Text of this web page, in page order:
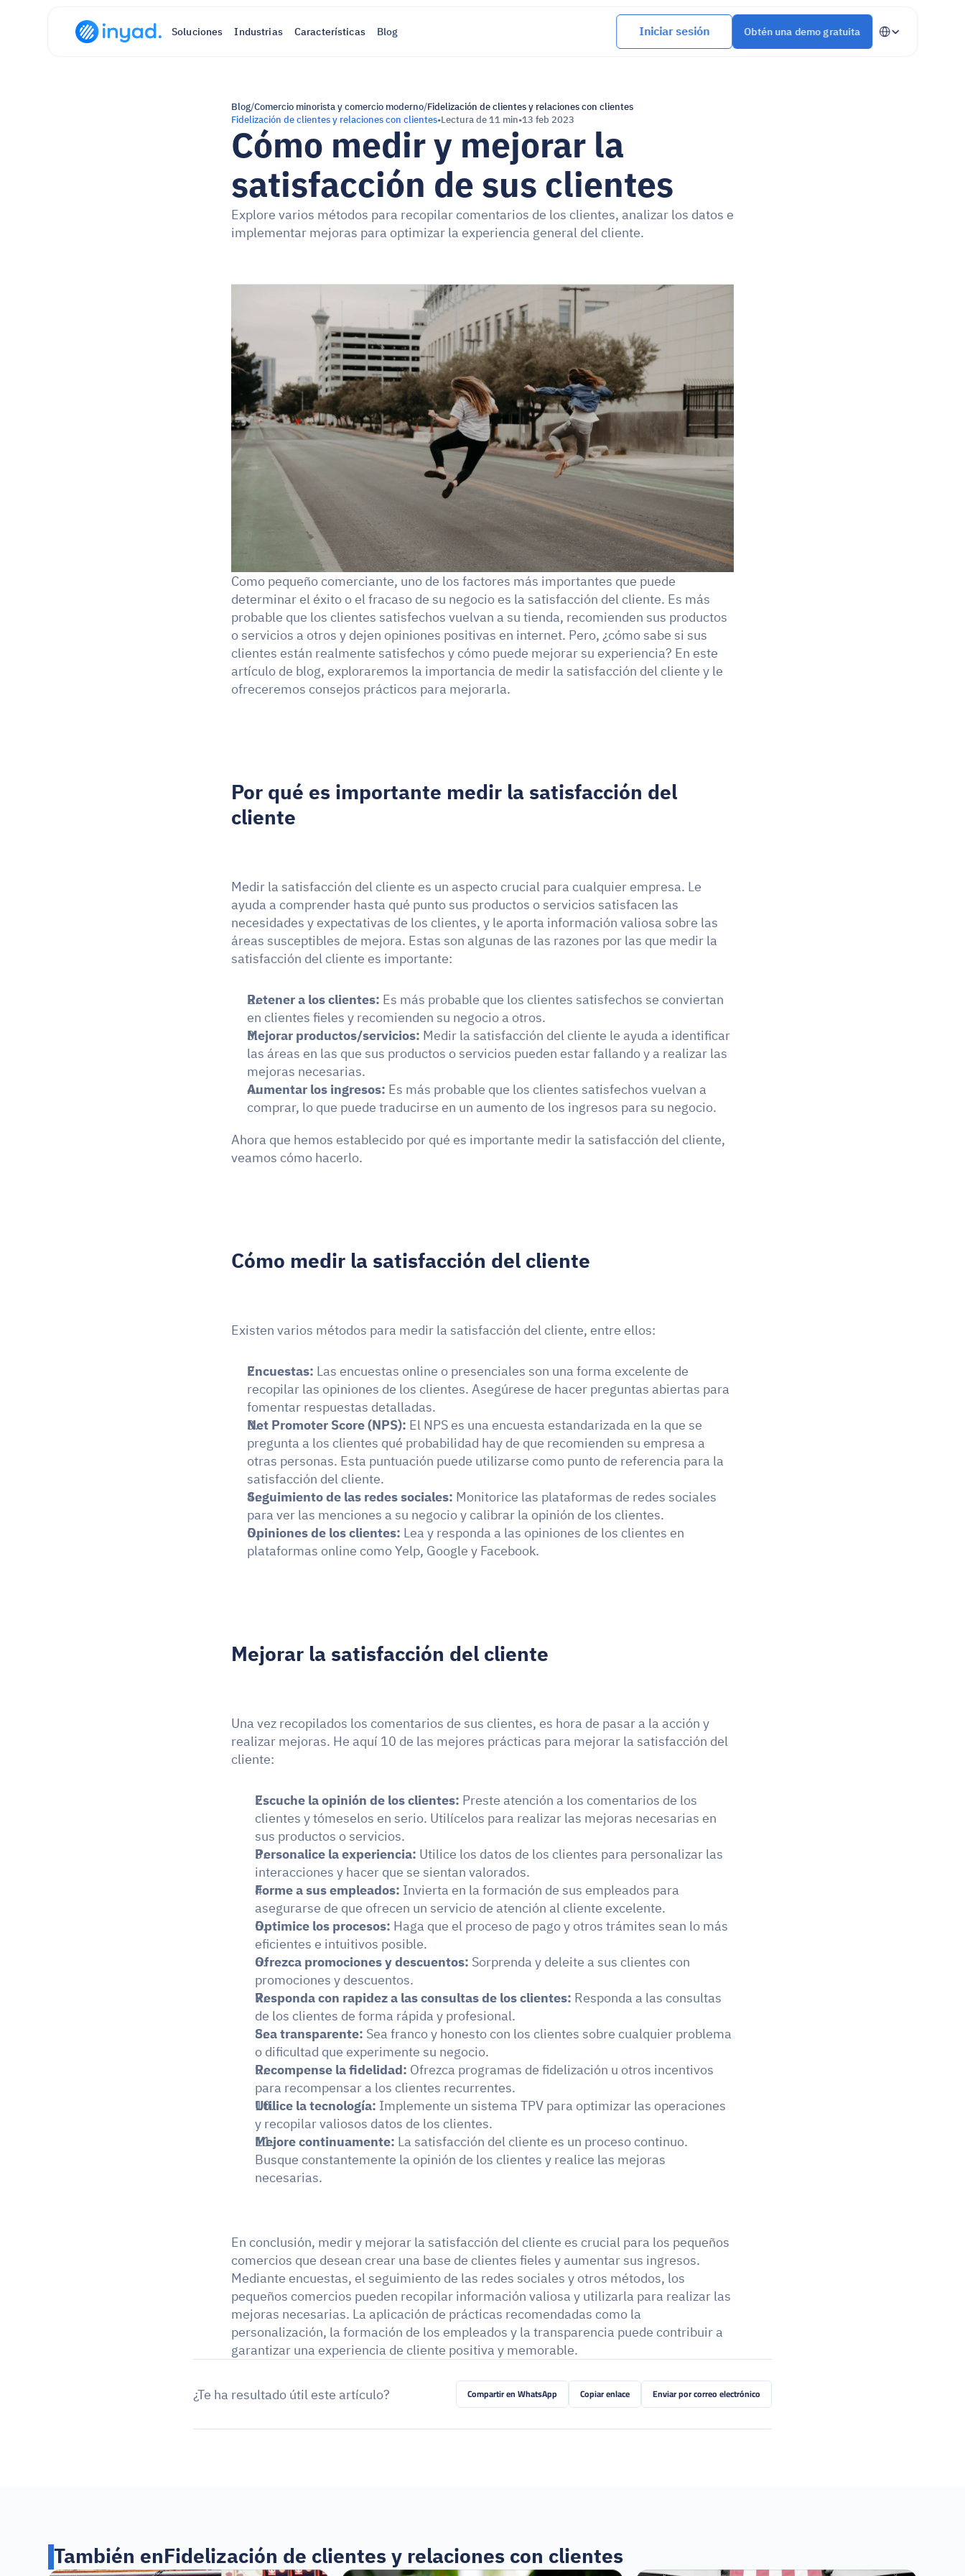
Blog/Comercio minorista y comercio moderno/Fidelización de clientes y relaciones con clientes
Fidelización de clientes y relaciones con clientes•Lectura de 11 min•13 feb 2023
Cómo medir y mejorar la
satisfacción de sus clientes
Explore varios métodos para recopilar comentarios de los clientes, analizar los datos e
implementar mejoras para optimizar la experiencia general del cliente.
Como pequeño comerciante, uno de los factores más importantes que puede
determinar el éxito o el fracaso de su negocio es la satisfacción del cliente. Es más
probable que los clientes satisfechos vuelvan a su tienda, recomienden sus productos
o servicios a otros y dejen opiniones positivas en internet. Pero, ¿cómo sabe si sus
clientes están realmente satisfechos y cómo puede mejorar su experiencia? En este
artículo de blog, exploraremos la importancia de medir la satisfacción del cliente y le
ofreceremos consejos prácticos para mejorarla.
Por qué es importante medir la satisfacción del
cliente
Medir la satisfacción del cliente es un aspecto crucial para cualquier empresa. Le
ayuda a comprender hasta qué punto sus productos o servicios satisfacen las
necesidades y expectativas de los clientes, y le aporta información valiosa sobre las
áreas susceptibles de mejora. Estas son algunas de las razones por las que medir la
satisfacción del cliente es importante:
Retener a los clientes: Es más probable que los clientes satisfechos se conviertan
en clientes fieles y recomienden su negocio a otros.
Mejorar productos/servicios: Medir la satisfacción del cliente le ayuda a identificar
las áreas en las que sus productos o servicios pueden estar fallando y a realizar las
mejoras necesarias.
Aumentar los ingresos: Es más probable que los clientes satisfechos vuelvan a
comprar, lo que puede traducirse en un aumento de los ingresos para su negocio.
Ahora que hemos establecido por qué es importante medir la satisfacción del cliente,
veamos cómo hacerlo.
Cómo medir la satisfacción del cliente
Existen varios métodos para medir la satisfacción del cliente, entre ellos:
Encuestas: Las encuestas online o presenciales son una forma excelente de
recopilar las opiniones de los clientes. Asegúrese de hacer preguntas abiertas para
fomentar respuestas detalladas.
Net Promoter Score (NPS): El NPS es una encuesta estandarizada en la que se
pregunta a los clientes qué probabilidad hay de que recomienden su empresa a
otras personas. Esta puntuación puede utilizarse como punto de referencia para la
satisfacción del cliente.
Seguimiento de las redes sociales: Monitorice las plataformas de redes sociales
para ver las menciones a su negocio y calibrar la opinión de los clientes.
Opiniones de los clientes: Lea y responda a las opiniones de los clientes en
plataformas online como Yelp, Google y Facebook.
Mejorar la satisfacción del cliente
Una vez recopilados los comentarios de sus clientes, es hora de pasar a la acción y
realizar mejoras. He aquí 10 de las mejores prácticas para mejorar la satisfacción del
cliente:
Escuche la opinión de los clientes: Preste atención a los comentarios de los
clientes y tómeselos en serio. Utilícelos para realizar las mejoras necesarias en
sus productos o servicios.
Personalice la experiencia: Utilice los datos de los clientes para personalizar las
interacciones y hacer que se sientan valorados.
Forme a sus empleados: Invierta en la formación de sus empleados para
asegurarse de que ofrecen un servicio de atención al cliente excelente.
Optimice los procesos: Haga que el proceso de pago y otros trámites sean lo más
eficientes e intuitivos posible.
Ofrezca promociones y descuentos: Sorprenda y deleite a sus clientes con
promociones y descuentos.
Responda con rapidez a las consultas de los clientes: Responda a las consultas
de los clientes de forma rápida y profesional.
Sea transparente: Sea franco y honesto con los clientes sobre cualquier problema
o dificultad que experimente su negocio.
Recompense la fidelidad: Ofrezca programas de fidelización u otros incentivos
para recompensar a los clientes recurrentes.
Utilice la tecnología: Implemente un sistema TPV para optimizar las operaciones
y recopilar valiosos datos de los clientes.
Mejore continuamente: La satisfacción del cliente es un proceso continuo.
Busque constantemente la opinión de los clientes y realice las mejoras
necesarias.
En conclusión, medir y mejorar la satisfacción del cliente es crucial para los pequeños
comercios que desean crear una base de clientes fieles y aumentar sus ingresos.
Mediante encuestas, el seguimiento de las redes sociales y otros métodos, los
pequeños comercios pueden recopilar información valiosa y utilizarla para realizar las
mejoras necesarias. La aplicación de prácticas recomendadas como la
personalización, la formación de los empleados y la transparencia puede contribuir a
garantizar una experiencia de cliente positiva y memorable.
¿Te ha resultado útil este artículo? Compartir en WhatsApp Copiar enlace Enviar por correo electrónico
Soluciones Industrias Características Blog Iniciar sesión Obtén una demo gratuita
Select Language
También enFidelización de clientes y relaciones con clientes